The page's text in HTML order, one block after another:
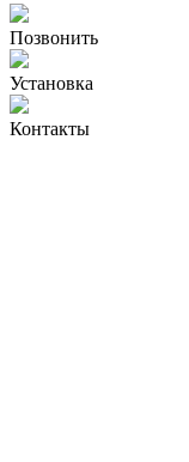
Позвонить
Установка
Контакты